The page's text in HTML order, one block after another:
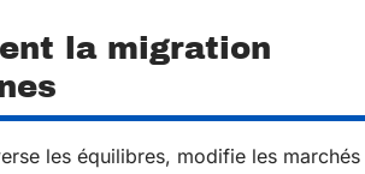
la migration
les équilibres, modifie les marchés